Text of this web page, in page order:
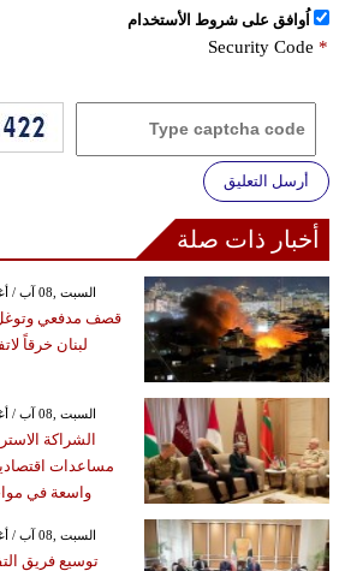
اُوافق على شروط الأستخدام
Security Code *
أرسل التعليق
أخبار ذات صلة
GMT 22:07 2026 السبت ,08 آب / أغسطس
قصف مدفعي
لبنان خرقاً
GMT 21:36 2026 السبت ,08 آب / أغسطس
الشراكة
مساعدات
واسعة في
GMT 20:55 2026 السبت ,08 آب / أغسطس
توسيع فريق